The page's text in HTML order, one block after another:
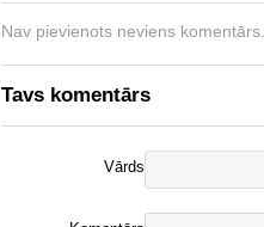
Nav pievienots neviens komentārs.
Tavs komentārs
Vārds